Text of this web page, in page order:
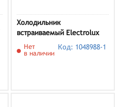
Холодильник
встраиваемый Electrolux
ENACUSP8S
Нет
в наличии
Код: 1048988-1